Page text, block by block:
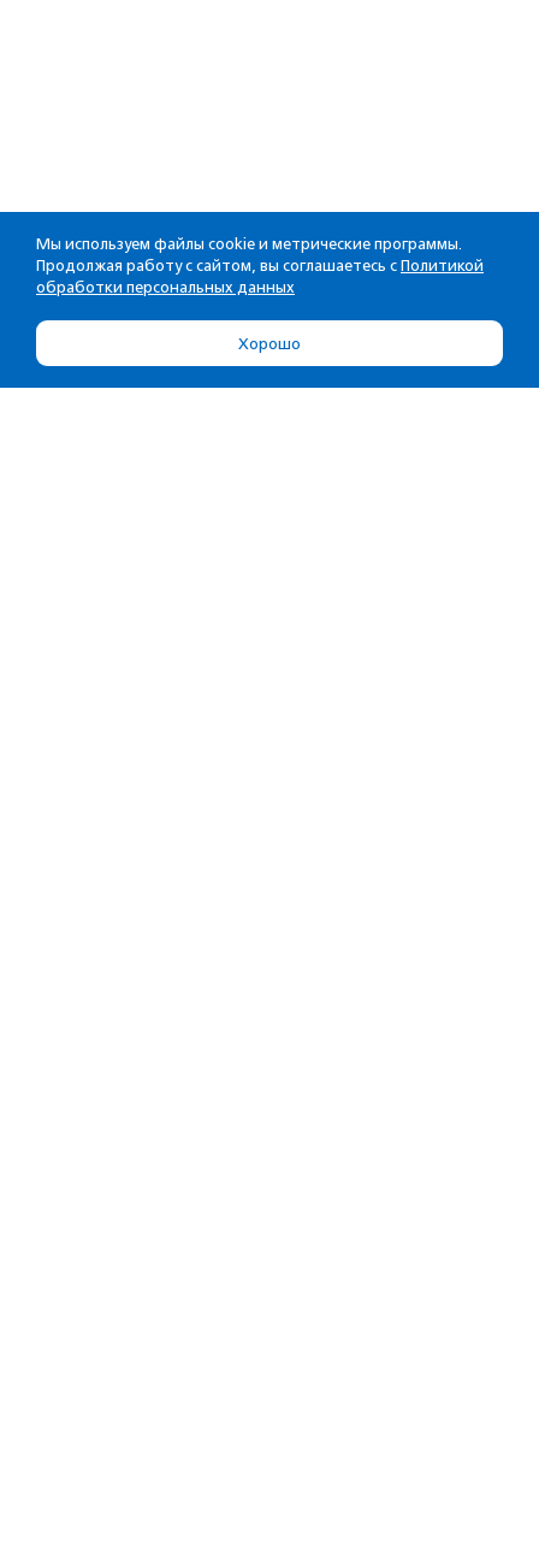
Мы используем файлы cookie и метрические программы.
Продолжая работу с сайтом, вы соглашаетесь с Политикой
обработки персональных данных
Хорошо